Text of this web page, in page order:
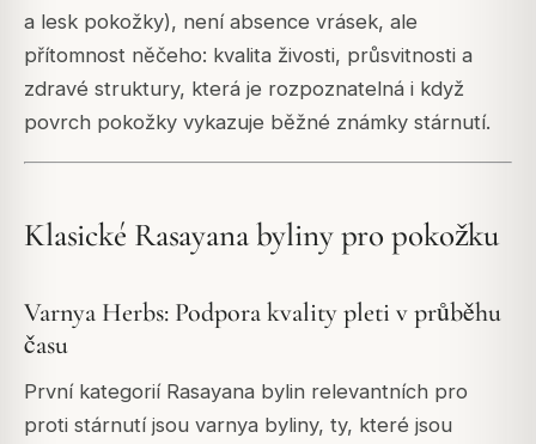
a lesk pokožky), není absence vrásek, ale
přítomnost něčeho: kvalita živosti, průsvitnosti a
zdravé struktury, která je rozpoznatelná i když
povrch pokožky vykazuje běžné známky stárnutí.
Klasické Rasayana byliny pro pokožku
Varnya Herbs: Podpora kvality pleti v průběhu
času
První kategorií Rasayana bylin relevantních pro
proti stárnutí jsou varnya byliny, ty, které jsou